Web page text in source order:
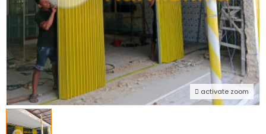
activate zoom